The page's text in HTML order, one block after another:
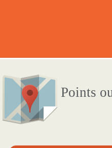
Points